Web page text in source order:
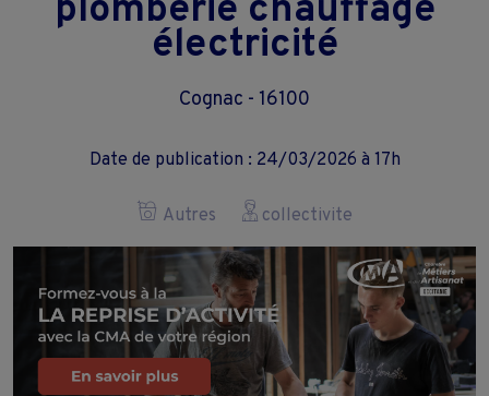
plomberie chauffage
électricité
Cognac - 16100
Date de publication : 24/03/2026 à 17h
Autres collectivite